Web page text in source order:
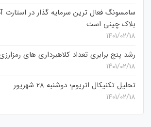
سامسونگ فعال‌ ترین سرمایه‌ گذار در استارت‌
بلاک چینی است
۱۴۰۱/۰۲/۱۸
رشد پنج برابری تعداد کلاهبرداری های
۱۴۰۱/۰۲/۱۸
تحلیل تکنیکال اتریوم؛ دوشنبه 28 شهریور
۱۴۰۱/۰۲/۱۸